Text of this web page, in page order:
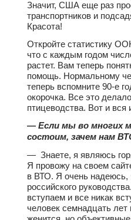
Значит, США еще раз
транспортников и
Красота!
Откройте статистику
что с каждым годом
растет. Вам теперь
помощь. Нормальному
теперь вспомните 90-е
окорочка. Все это
птицеводства. Вот и вся
— Если мы во многих
со­стоим, зачем нам
— Знаете, я являюсь
Я провожу на своем
в ВТО. Я очень надеюсь,
рос­сийского
вступаем и все никак
человек семнадцать лет